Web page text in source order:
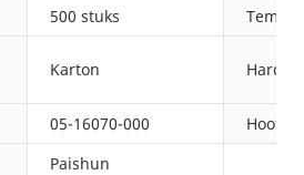
500 stuks
Karton
05-16070-000
Paishun